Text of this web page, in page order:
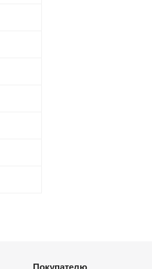
Покупателю